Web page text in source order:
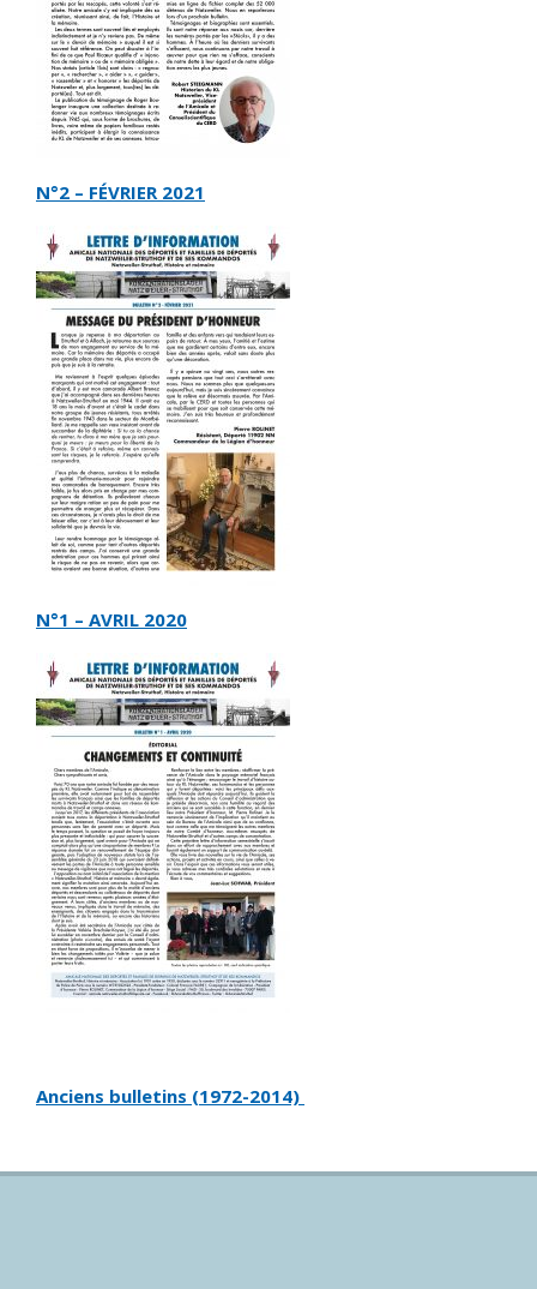
N°2 – FÉVRIER 2021
N°1 – AVRIL 2020
Anciens bulletins (1972-2014)